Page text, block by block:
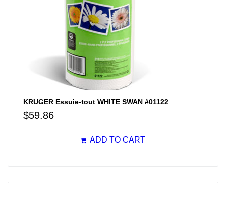
KRUGER Essuie-tout WHITE SWAN #01122
$59.86
ADD TO CART